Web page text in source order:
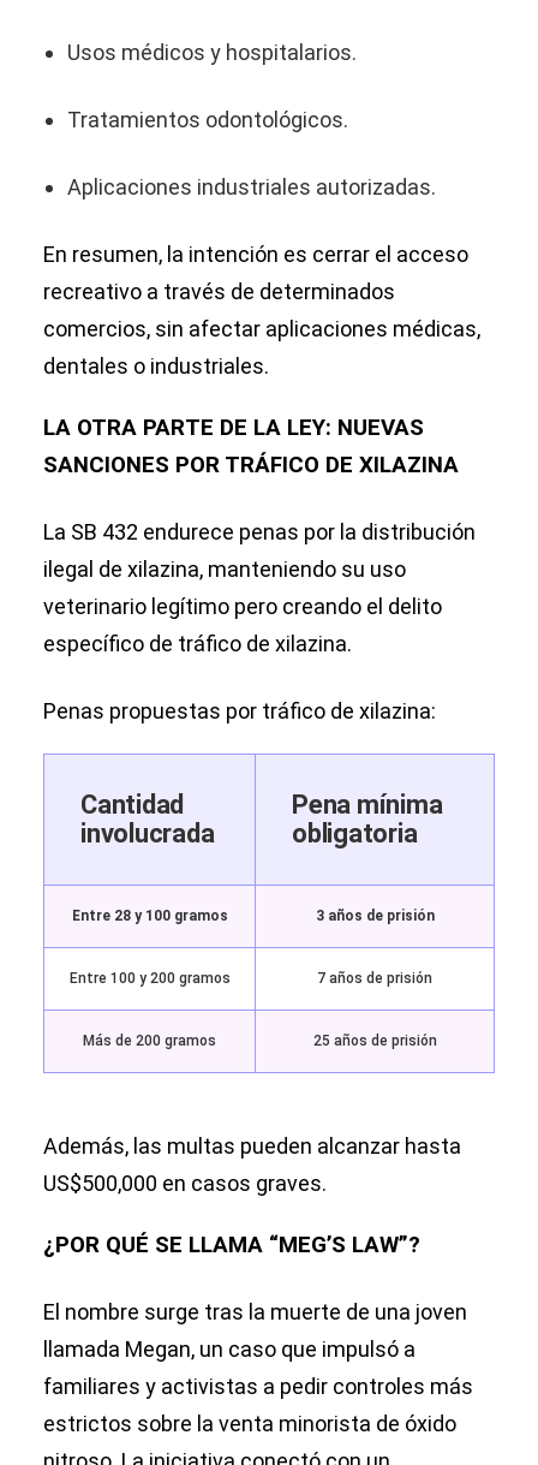
Usos médicos y hospitalarios.
Tratamientos odontológicos.
Aplicaciones industriales autorizadas.
En resumen, la intención es cerrar el acceso
recreativo a través de determinados
comercios, sin afectar aplicaciones médicas,
dentales o industriales.
LA OTRA PARTE DE LA LEY: NUEVAS
SANCIONES POR TRÁFICO DE XILAZINA
La SB 432 endurece penas por la distribución
ilegal de xilazina, manteniendo su uso
veterinario legítimo pero creando el delito
específico de tráfico de xilazina.
Penas propuestas por tráfico de xilazina:
Cantidad
involucrada
Pena mínima
obligatoria
Entre 28 y 100 gramos 3 años de prisión
Entre 100 y 200 gramos 7 años de prisión
Más de 200 gramos 25 años de prisión
Además, las multas pueden alcanzar hasta
US$500,000 en casos graves.
¿POR QUÉ SE LLAMA “MEG’S LAW”?
El nombre surge tras la muerte de una joven
llamada Megan, un caso que impulsó a
familiares y activistas a pedir controles más
estrictos sobre la venta minorista de óxido